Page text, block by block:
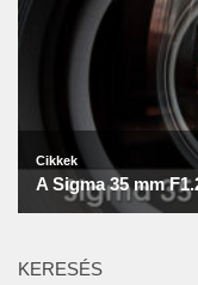
KERESÉS